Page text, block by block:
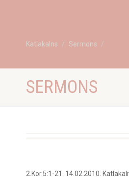
Katlakalns Sermons
SERMONS
2.Kor.5:1-21. 14.02.2010.